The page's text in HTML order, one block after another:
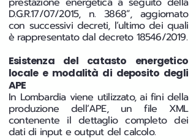
D.G.R.17/07/2015, n. 3868”, aggiornato
con successivi decreti, l’ultimo dei quali
è rappresentato dal decreto 18546/2019.
Esistenza del catasto energetico
locale e modalità di deposito degli
APE
In Lombardia viene utilizzato, ai fini della
produzione dell’APE, un file XML
contenente il dettaglio completo dei
dati di input e output del calcolo.